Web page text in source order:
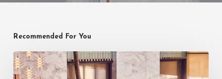
Recommended For You